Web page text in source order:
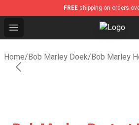
FREE shipping on orders
Open menu Bob
Home/Bob Marley Doek/Bob Marley